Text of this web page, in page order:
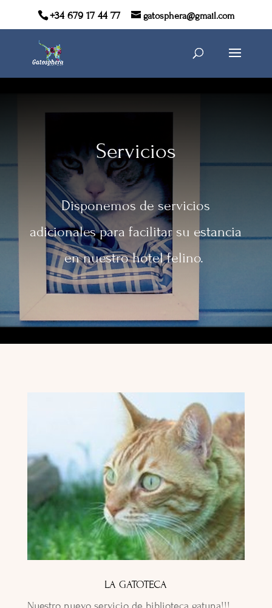
+34 679 17 44 77 gatosphera@gmail.com
Servicios
Disponemos de servicios
adicionales para facilitar su estancia
en nuestro hotel felino.
LA GATOTECA